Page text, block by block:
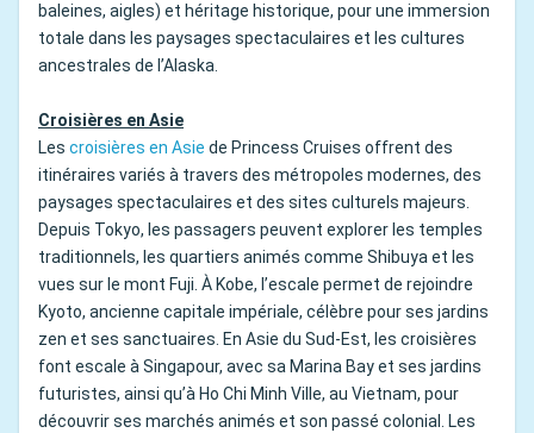
baleines, aigles) et héritage historique, pour une immersion
totale dans les paysages spectaculaires et les cultures
ancestrales de l’Alaska.
Croisières en Asie
Les croisières en Asie de Princess Cruises offrent des
itinéraires variés à travers des métropoles modernes, des
paysages spectaculaires et des sites culturels majeurs.
Depuis Tokyo, les passagers peuvent explorer les temples
traditionnels, les quartiers animés comme Shibuya et les
vues sur le mont Fuji. À Kobe, l’escale permet de rejoindre
Kyoto, ancienne capitale impériale, célèbre pour ses jardins
zen et ses sanctuaires. En Asie du Sud-Est, les croisières
font escale à Singapour, avec sa Marina Bay et ses jardins
futuristes, ainsi qu’à Ho Chi Minh Ville, au Vietnam, pour
découvrir ses marchés animés et son passé colonial. Les